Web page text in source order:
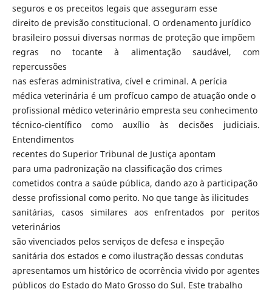
seguros e os preceitos legais que asseguram esse
direito de previsão constitucional. O ordenamento jurídico
brasileiro possui diversas normas de proteção que impõem
regras no tocante à alimentação saudável, com
repercussões
nas esferas administrativa, cível e criminal. A perícia
médica veterinária é um profícuo campo de atuação onde o
profissional médico veterinário empresta seu conhecimento
técnico-científico como auxílio às decisões judiciais.
Entendimentos
recentes do Superior Tribunal de Justiça apontam
para uma padronização na classificação dos crimes
cometidos contra a saúde pública, dando azo à participação
desse profissional como perito. No que tange às ilicitudes
sanitárias, casos similares aos enfrentados por peritos
veterinários
são vivenciados pelos serviços de defesa e inspeção
sanitária dos estados e como ilustração dessas condutas
apresentamos um histórico de ocorrência vivido por agentes
públicos do Estado do Mato Grosso do Sul. Este trabalho